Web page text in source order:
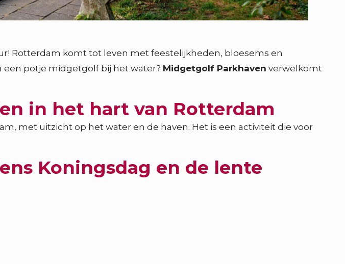
Rotterdam komt tot leven met feestelijkheden, bloesems en
een potje midgetgolf bij het water? Midgetgolf Parkhaven verwelkomt
in het hart van Rotterdam
met uitzicht op het water en de haven. Het is een activiteit die voor
Koningsdag en de lente